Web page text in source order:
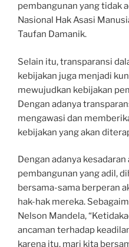
pembangunan yang tidak
Nasional Hak Asasi
Taufan Damanik.
Selain itu, transparansi
kebijakan juga menjadi
mewujudkan kebijakan
Dengan adanya
mengawasi dan
kebijakan yang akan
Dengan adanya
pembangunan yang adil,
bersama-sama berperan
hak-hak mereka.
Nelson Mandela,
ancaman terhadap
karena itu, mari kita